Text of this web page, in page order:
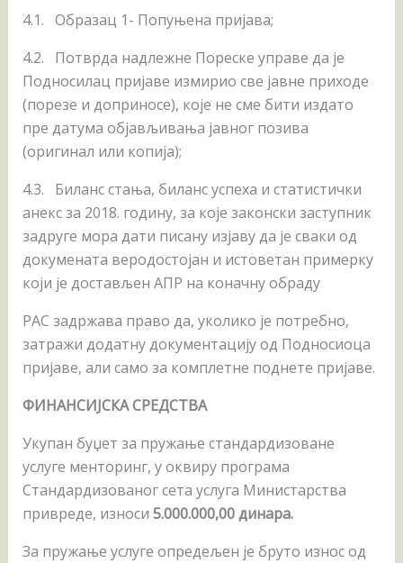
4.1. Образац 1- Попуњена пријава;
4.2. Потврда надлежне Пореске управе да је
Подносилац пријаве измирио све јавне приходе
(порезе и доприносе), које не сме бити издатo
пре датума објављивања јавног позива
(оригинал или копија);
4.3. Биланс стања, биланс успеха и статистички
анекс за 2018. годину, за које законски заступник
задруге мора дати писану изјаву да је сваки од
докумената веродостојан и истоветан примерку
који је достављен АПР на коначну обраду
РАС задржава право да, уколико је потребно,
затражи додатну документацију од Подносиоца
пријаве, али само за комплетне поднете пријаве.
ФИНАНСИЈСКА СРЕДСТВА
Укупан буџет за пружање стандардизоване
услуге менторинг, у оквиру програма
Стандардизованог сета услуга Министарства
привреде, износи 5.000.000,00динара.
За пружање услуге опредељен је бруто износ од